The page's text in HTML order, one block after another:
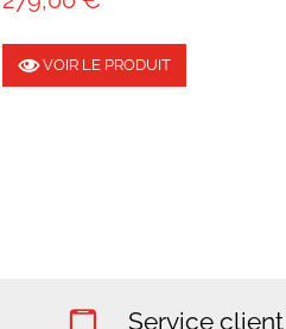
VOIR LE PRODUIT
Service client